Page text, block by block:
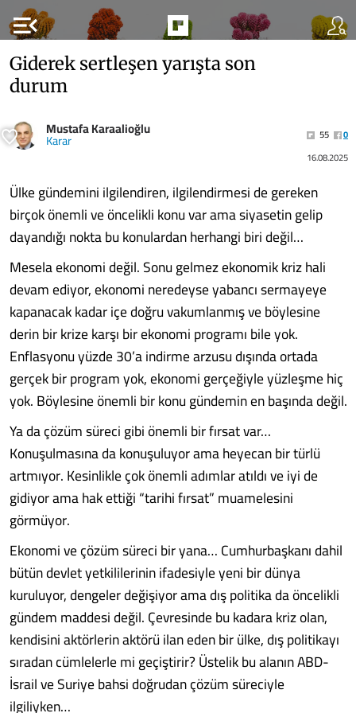
menu_open
Giderek sertleşen yarışta son
durum
Mustafa Karaalioğlu
Karar 55
0
16.08.2025
Ülke gündemini ilgilendiren, ilgilendirmesi de gereken
birçok önemli ve öncelikli konu var ama siyasetin gelip
dayandığı nokta bu konulardan herhangi biri değil…
Mesela ekonomi değil. Sonu gelmez ekonomik kriz hali
devam ediyor, ekonomi neredeyse yabancı sermayeye
kapanacak kadar içe doğru vakumlanmış ve böylesine
derin bir krize karşı bir ekonomi programı bile yok.
Enflasyonu yüzde 30’a indirme arzusu dışında ortada
gerçek bir program yok, ekonomi gerçeğiyle yüzleşme hiç
yok. Böylesine önemli bir konu gündemin en başında değil.
Ya da çözüm süreci gibi önemli bir fırsat var…
Konuşulmasına da konuşuluyor ama heyecan bir türlü
artmıyor. Kesinlikle çok önemli adımlar atıldı ve iyi de
gidiyor ama hak ettiği “tarihi fırsat” muamelesini
görmüyor.
Ekonomi ve çözüm süreci bir yana… Cumhurbaşkanı dahil
bütün devlet yetkililerinin ifadesiyle yeni bir dünya
kuruluyor, dengeler değişiyor ama dış politika da öncelikli
gündem maddesi değil. Çevresinde bu kadara kriz olan,
kendisini aktörlerin aktörü ilan eden bir ülke, dış politikayı
sıradan cümlelerle mi geçiştirir? Üstelik bu alanın ABD-
İsrail ve Suriye bahsi doğrudan çözüm süreciyle
ilgiliyken…